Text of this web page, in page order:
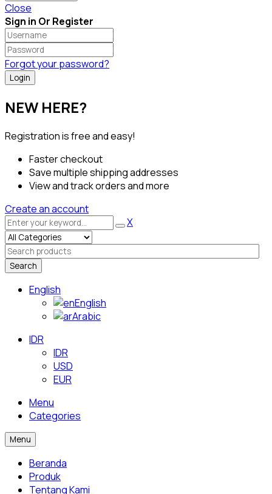
Close
Sign in Or Register
Forgot your password?
NEW HERE?
Registration is free and easy!
Faster checkout
Save multiple shipping addresses
View and track orders and more
Create an account
X
Search
English
English
Arabic
IDR
IDR
USD
EUR
Menu
Categories
Menu
Beranda
Produk
Tentang Kami